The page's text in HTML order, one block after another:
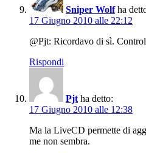
Sniper Wolf ha
17 Giugno 2010 alle 22:12
@Pjt: Ricordavo di sì.
Rispondi
Pjt ha detto:
17 Giugno 2010 alle 12:38
Ma la LiveCD permette di
me non sembra.